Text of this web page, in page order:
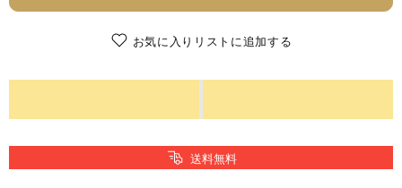
お気に入りリストに追加する
送料無料